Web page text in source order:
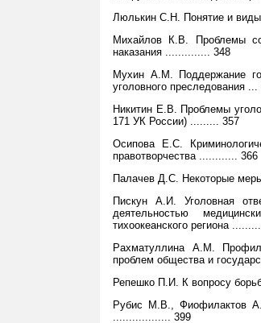
Люлькин С.Н. Понятие и
Михайлов К.В. Проблемы
наказания .............. 348
Мухин А.М. Поддержание
уголовного преследования ...
Никитин Е.В. Проблемы
171 УК России) ......... 357
Осипова Е.С.
правотворчества ............ 366
Палачев Д.С. Некоторые
Пискун А.И. Уголовная
деятельностью
тихоокеанского региона
Рахматуллина А.М.
проблем общества и
Репешко П.И. К вопросу
Рубис М.В., Фиофилактов
.................. 399